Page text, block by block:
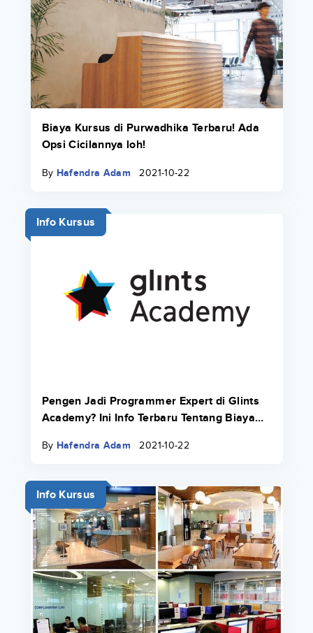
Biaya Kursus di Purwadhika Terbaru! Ada
Opsi Cicilannya loh!
By Hafendra Adam 2021-10-22
Info Kursus
Pengen Jadi Programmer Expert di Glints
Academy? Ini Info Terbaru Tentang Biaya
By Hafendra Adam 2021-10-22
Info Kursus